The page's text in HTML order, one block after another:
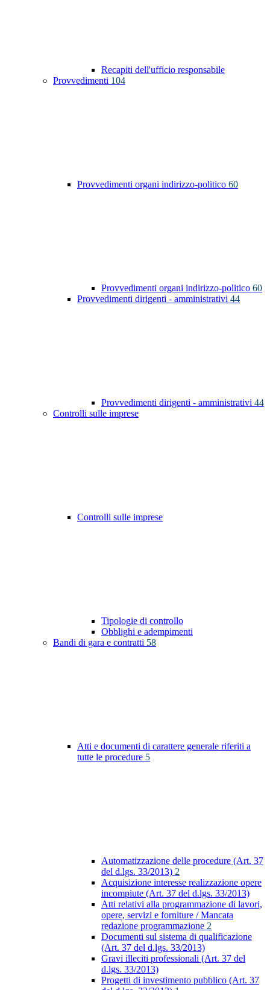
Recapiti dell'ufficio responsabile
Provvedimenti 104
Provvedimenti organi indirizzo-politico 60
Provvedimenti organi indirizzo-politico 60
Provvedimenti dirigenti - amministrativi 44
Provvedimenti dirigenti - amministrativi 44
Controlli sulle imprese
Controlli sulle imprese
Tipologie di controllo
Obblighi e adempimenti
Bandi di gara e contratti 58
Atti e documenti di carattere generale riferiti a
tutte le procedure 5
Automatizzazione delle procedure (Art. 37
del d.lgs. 33/2013) 2
Acquisizione interesse realizzazione opere
incompiute (Art. 37 del d.lgs. 33/2013)
Atti relativi alla programmazione di lavori,
opere, servizi e forniture / Mancata
redazione programmazione 2
Documenti sul sistema di qualificazione
(Art. 37 del d.lgs. 33/2013)
Gravi illeciti professionali (Art. 37 del
d.lgs. 33/2013)
Progetti di investimento pubblico (Art. 37